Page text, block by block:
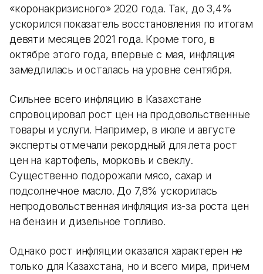
«коронакризисного» 2020 года. Так, до 3,4%
ускорился показатель восстановления по итогам
девяти месяцев 2021 года. Кроме того, в
октябре этого года, впервые с мая, инфляция
замедлилась и осталась на уровне сентября.
Сильнее всего инфляцию в Казахстане
спровоцировал рост цен на продовольственные
товары и услуги. Например, в июле и августе
эксперты отмечали рекордный для лета рост
цен на картофель, морковь и свеклу.
Существенно подорожали мясо, сахар и
подсолнечное масло. До 7,8% ускорилась
непродовольственная инфляция из-за роста цен
на бензин и дизельное топливо.
Однако рост инфляции оказался характерен не
только для Казахстана, но и всего мира, причем